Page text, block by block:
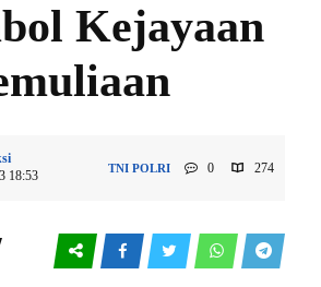
Kejayaan
18:53
TNI POLRI 0 274